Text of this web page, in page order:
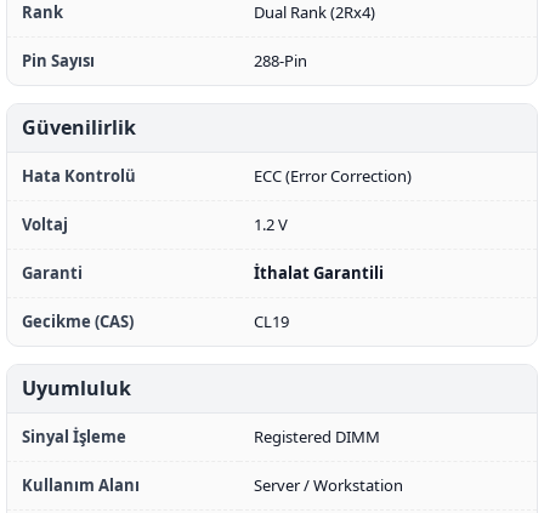
Rank Dual Rank (2Rx4)
Pin Sayısı 288-Pin
Güvenilirlik
Hata Kontrolü ECC (Error Correction)
Voltaj 1.2 V
Garanti İthalat Garantili
Gecikme (CAS) CL19
Uyumluluk
Sinyal İşleme Registered DIMM
Kullanım Alanı Server / Workstation